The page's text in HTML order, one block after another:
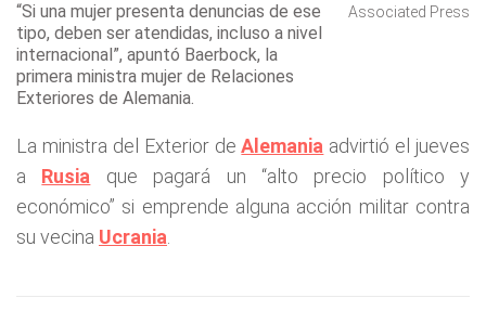
“Si una mujer presenta denuncias de ese
tipo, deben ser atendidas, incluso a nivel
internacional”, apuntó Baerbock, la
primera ministra mujer de Relaciones
Exteriores de Alemania.
Associated Press
La ministra del Exterior deAlemania advirtió el jueves
a Rusia que pagará un “alto precio político y
económico” si emprende alguna acción militar contra
su vecina Ucrania